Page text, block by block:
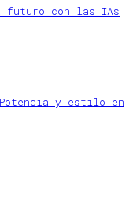
con las IAs
Potencia y estilo en